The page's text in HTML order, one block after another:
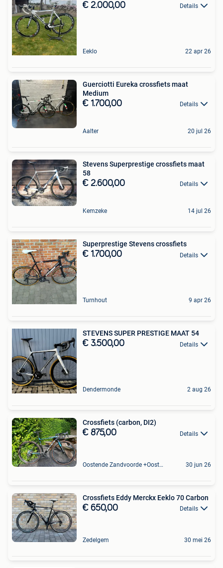
€ 2.000,00 Details
Eeklo 22 apr 26
Guerciotti Eureka crossfiets maat
Medium
€ 1.700,00 Details
Aalter 20 jul 26
Stevens Superprestige crossfiets maat
58
€ 2.600,00 Details
Kemzeke 14 jul 26
Superprestige Stevens crossfiets
€ 1.700,00 Details
Turnhout 9 apr 26
STEVENS SUPER PRESTIGE MAAT 54
€ 3.500,00 Details
Dendermonde 2 aug 26
Crossfiets (carbon, DI2)
€ 875,00 Details
Oostende Zandvoorde +Oostende 30 jun 26
Crossfiets Eddy Merckx Eeklo 70 Carbon
€ 650,00 Details
Zedelgem 30 mei 26